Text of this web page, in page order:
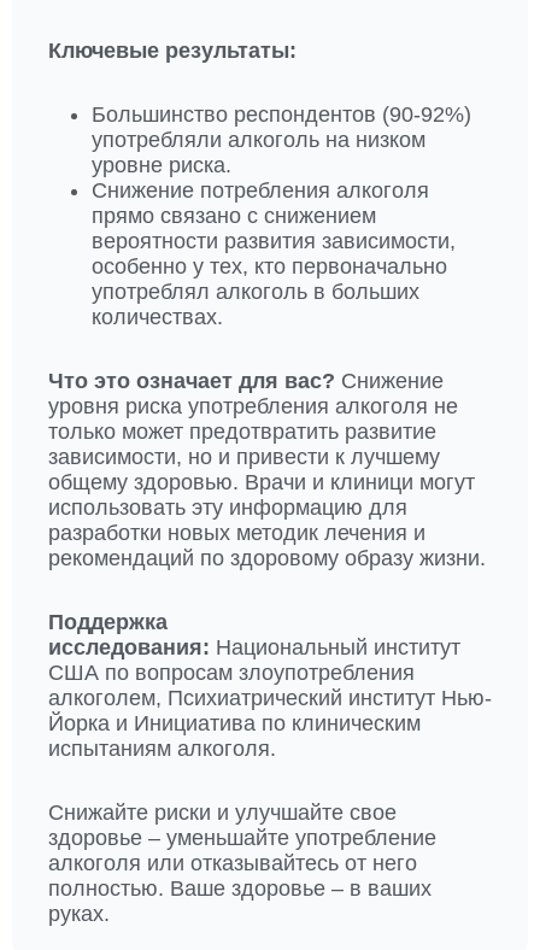
Ключевые результаты:
Большинство респондентов (90-92%)
употребляли алкоголь на низком
уровне риска.
Снижение потребления алкоголя
прямо связано с снижением
вероятности развития зависимости,
особенно у тех, кто первоначально
употреблял алкоголь в больших
количествах.
Что это означает для вас? Снижение
уровня риска употребления алкоголя не
только может предотвратить развитие
зависимости, но и привести к лучшему
общему здоровью. Врачи и клиници могут
использовать эту информацию для
разработки новых методик лечения и
рекомендаций по здоровому образу жизни.
Поддержка
исследования: Национальный институт
США по вопросам злоупотребления
алкоголем, Психиатрический институт Нью-
Йорка и Инициатива по клиническим
испытаниям алкоголя.
Снижайте риски и улучшайте свое
здоровье – уменьшайте употребление
алкоголя или отказывайтесь от него
полностью. Ваше здоровье – в ваших
руках.